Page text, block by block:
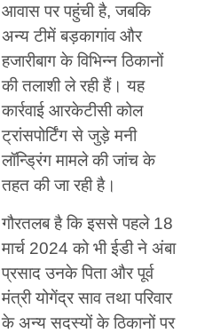
आवास पर पहुंची है, जबकि
अन्य टीमें बड़कागांव और
हजारीबाग के विभिन्न ठिकानों
की तलाशी ले रही हैं। यह
कार्रवाई आरकेटीसी कोल
ट्रांसपोर्टिंग से जुड़े मनी
लॉन्ड्रिंग मामले की जांच के
तहत की जा रही है।
गौरतलब है कि इससे पहले 18
मार्च 2024 को भी ईडी ने अंबा
प्रसाद उनके पिता और पूर्व
मंत्री योगेंद्र साव तथा परिवार
के अन्य सदस्यों के ठिकानों पर